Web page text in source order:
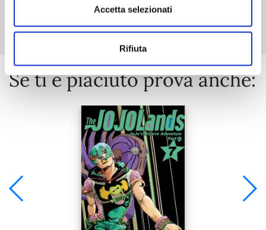
Accetta selezionati
Rifiuta
Mostra tutto
Se ti è piaciuto prova anche: